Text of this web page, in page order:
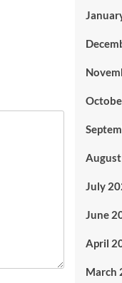
July
June
April
March